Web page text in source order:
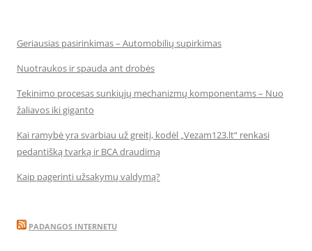
Geriausias pasirinkimas – Automobilių supirkimas
Nuotraukos ir spauda ant drobės
Tekinimo procesas sunkiųjų mechanizmų komponentams – Nuo
žaliavos iki giganto
Kai ramybė yra svarbiau už greitį, kodėl „Vezam123.lt“ renkasi
pedantišką tvarką ir BCA draudimą
Kaip pagerinti užsakymų valdymą?
PADANGOS INTERNETU